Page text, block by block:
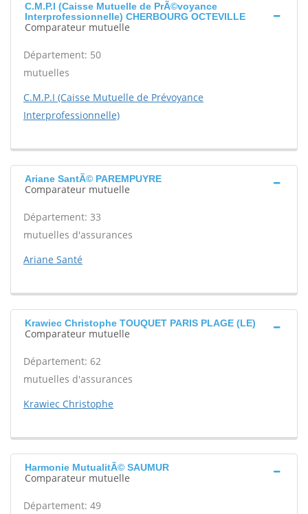
C.M.P.I (Caisse Mutuelle de PrÃ©voyance
Interprofessionnelle) CHERBOURG OCTEVILLE
Comparateur mutuelle
Département: 50
mutuelles
C.M.P.I (Caisse Mutuelle de Prévoyance
Interprofessionnelle)
Ariane SantÃ© PAREMPUYRE
Comparateur mutuelle
Département: 33
mutuelles d'assurances
Ariane Santé
Krawiec Christophe TOUQUET PARIS PLAGE (LE)
Comparateur mutuelle
Département: 62
mutuelles d'assurances
Krawiec Christophe
Harmonie MutualitÃ© SAUMUR
Comparateur mutuelle
Département: 49